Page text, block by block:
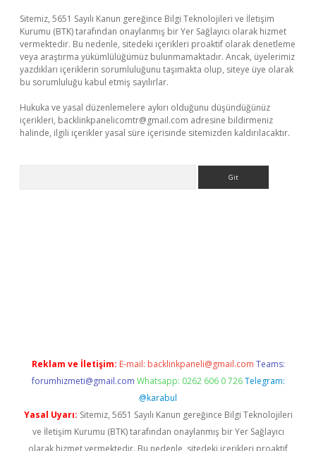
Sitemiz, 5651 Sayılı Kanun gereğince Bilgi Teknolojileri ve İletişim
Kurumu (BTK) tarafından onaylanmış bir Yer Sağlayıcı olarak hizmet
vermektedir. Bu nedenle, sitedeki içerikleri proaktif olarak denetleme
veya araştırma yükümlülüğümüz bulunmamaktadır. Ancak, üyelerimiz
yazdıkları içeriklerin sorumluluğunu taşımakta olup, siteye üye olarak
bu sorumluluğu kabul etmiş sayılırlar.
Hukuka ve yasal düzenlemelere aykırı olduğunu düşündüğünüz
içerikleri, backlinkpanelicomtr@gmail.com adresine bildirmeniz
halinde, ilgili içerikler yasal süre içerisinde sitemizden kaldırılacaktır.
Reklam ve İletişim: E-mail: backlinkpaneli@gmail.com Teams:
forumhizmeti@gmail.com Whatsapp: 0262 606 0 726 Telegram:
@karabul
Yasal Uyarı: Sitemiz, 5651 Sayılı Kanun gereğince Bilgi Teknolojileri
ve İletişim Kurumu (BTK) tarafından onaylanmış bir Yer Sağlayıcı
olarak hizmet vermektedir. Bu nedenle, sitedeki içerikleri proaktif